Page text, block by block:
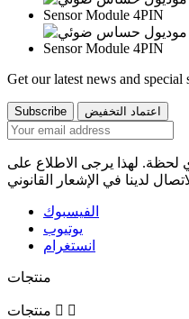
Get our latest news and special
لحظة. لهذا يرجى الاطلاع على
الفيسبوك
يوتيوب
انستغرام
منتجات
منتجات  